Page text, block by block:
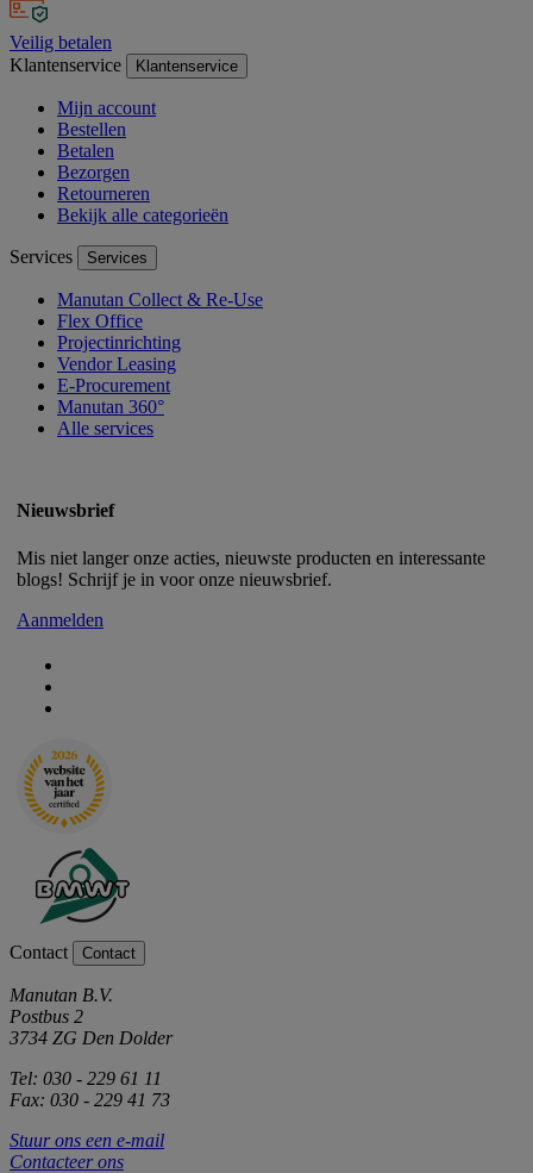
Veilig betalen
Klantenservice
Klantenservice
Mijn account
Bestellen
Betalen
Bezorgen
Retourneren
Bekijk alle categorieën
Services Services
Manutan Collect & Re-Use
Flex Office
Projectinrichting
Vendor Leasing
E-Procurement
Manutan 360°
Alle services
Nieuwsbrief
Mis niet langer onze acties, nieuwste producten en interessante
blogs! Schrijf je in voor onze nieuwsbrief.
Aanmelden
Contact Contact
Manutan B.V.
Postbus 2
3734 ZG Den Dolder
Tel: 030 - 229 61 11
Fax: 030 - 229 41 73
Stuur ons een e-mail
Contacteer ons